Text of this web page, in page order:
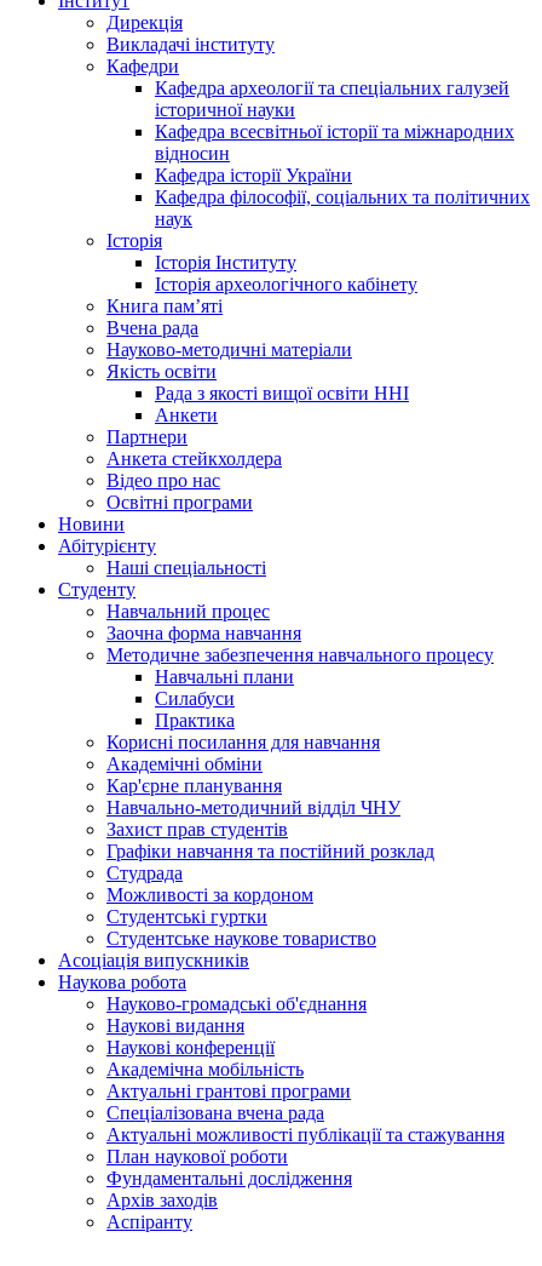
Дирекція
Викладачі інституту
Кафедри
Кафедра археології та спеціальних галузей
історичної науки
Кафедра всесвітньої історії та міжнародних
відносин
Кафедра історії України
Кафедра філософії, соціальних та політичних
наук
Історія
Історія Інституту
Історія археологічного кабінету
Книга памʼяті
Вчена рада
Науково-методичні матеріали
Якість освіти
Рада з якості вищої освіти ННІ
Анкети
Партнери
Анкета стейкхолдера
Відео про нас
Освітні програми
Hовини
Абітурієнту
Наші спеціальності
Студенту
Навчальний процес
Заочна форма навчання
Методичне забезпечення навчального процесу
Навчальні плани
Силабуси
Практика
Корисні посилання для навчання
Академічні обміни
Кар'єрне планування
Навчально-методичний відділ ЧНУ
Захист прав студентів
Графіки навчання та постійний розклад
Студрада
Можливості за кордоном
Студентські гуртки
Студентське наукове товариство
Асоціація випускників
Наукова робота
Науково-громадські об'єднання
Наукові видання
Наукові конференції
Академічна мобільність
Актуальні грантові програми
Спеціалізована вчена рада
Актуальні можливості публікації та стажування
План наукової роботи
Фундаментальні дослідження
Архів заходів
Аспіранту